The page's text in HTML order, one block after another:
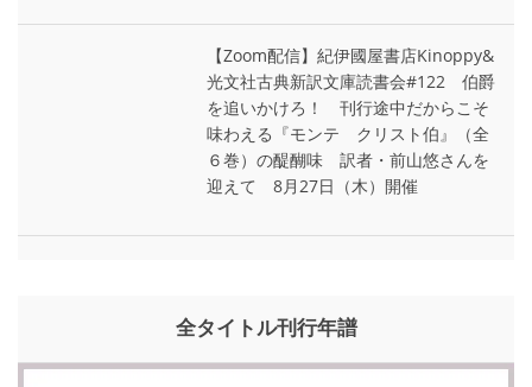
【Zoom配信】紀伊國屋書店Kinoppy&
光文社古典新訳文庫読書会#122 伯爵
を追いかけろ！ 刊行途中だからこそ
味わえる『モンテ゠クリスト伯』（全
６巻）の醍醐味 訳者・前山悠さんを
迎えて 8月27日（木）開催
全タイトル刊行年譜